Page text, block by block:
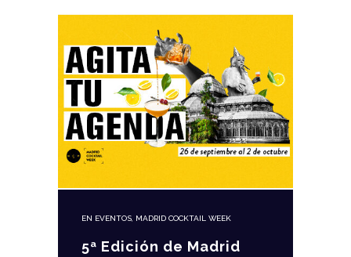
EN EVENTOS MADRID COCKTAIL WEEK
5ª Edición de Madrid